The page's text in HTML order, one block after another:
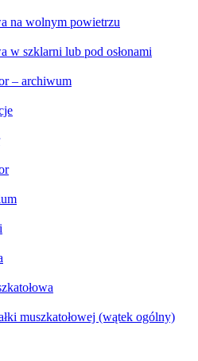
wolnym powietrzu
lub pod osłonami
archiwum
(wątek ogólny)